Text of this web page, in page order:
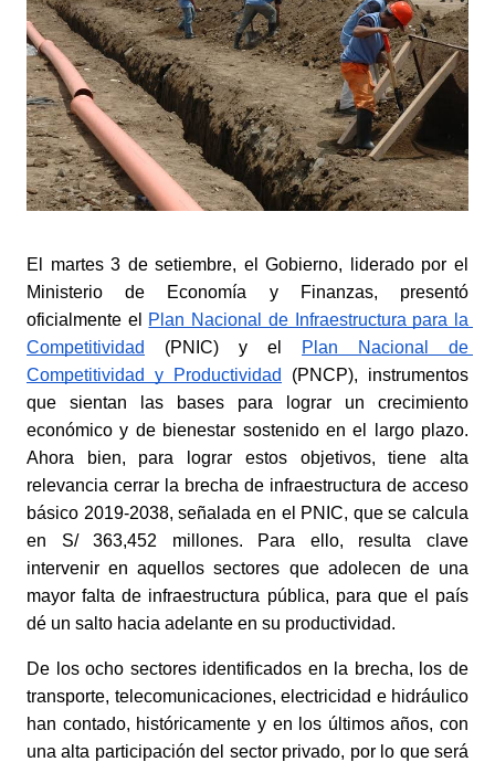
El martes 3 de setiembre, el Gobierno, liderado por el
Ministerio de Economía y Finanzas, presentó
oficialmente el
Plan Nacional de Infraestructura para la
Competitividad
(PNIC) y el
Plan Nacional de
Competitividad y Productividad
(PNCP), instrumentos
que sientan las bases para lograr un crecimiento
económico y de bienestar sostenido en el largo plazo.
Ahora bien, para lograr estos objetivos, tiene alta
relevancia cerrar la brecha de infraestructura de acceso
básico 2019-2038, señalada en el PNIC, que se calcula
en S/ 363,452 millones. Para ello, resulta clave
intervenir en aquellos sectores que adolecen de una
mayor falta de infraestructura pública, para que el país
dé un salto hacia adelante en su productividad.
De los ocho sectores identificados en la brecha, los de
transporte, telecomunicaciones, electricidad e hidráulico
han contado, históricamente y en los últimos años, con
una alta participación del sector privado, por lo que será